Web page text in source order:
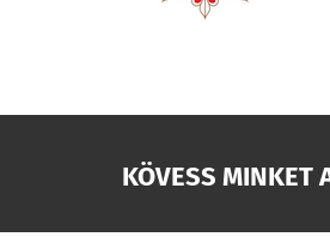
KÖVESS MINKET